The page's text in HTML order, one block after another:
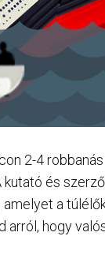
2-4
és
a
hogy